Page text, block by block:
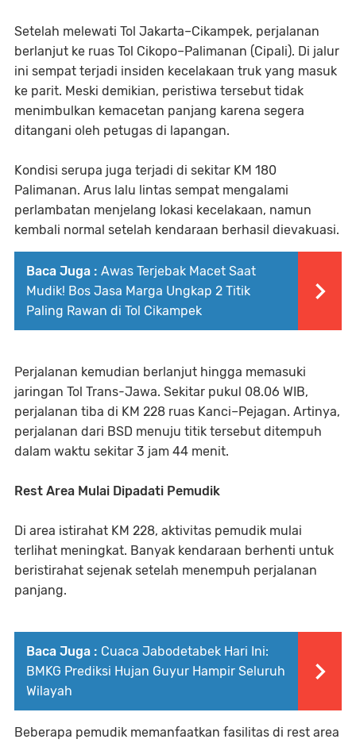
Setelah melewati Tol Jakarta–Cikampek, perjalanan
berlanjut ke ruas Tol Cikopo–Palimanan (Cipali). Di jalur
ini sempat terjadi insiden kecelakaan truk yang masuk
ke parit. Meski demikian, peristiwa tersebut tidak
menimbulkan kemacetan panjang karena segera
ditangani oleh petugas di lapangan.
Kondisi serupa juga terjadi di sekitar KM 180
Palimanan. Arus lalu lintas sempat mengalami
perlambatan menjelang lokasi kecelakaan, namun
kembali normal setelah kendaraan berhasil dievakuasi.
Baca Juga : Awas Terjebak Macet Saat
Mudik! Bos Jasa Marga Ungkap 2 Titik
Paling Rawan di Tol Cikampek
Perjalanan kemudian berlanjut hingga memasuki
jaringan Tol Trans-Jawa. Sekitar pukul 08.06 WIB,
perjalanan tiba di KM 228 ruas Kanci–Pejagan. Artinya,
perjalanan dari BSD menuju titik tersebut ditempuh
dalam waktu sekitar 3 jam 44 menit.
Rest Area Mulai Dipadati Pemudik
Di area istirahat KM 228, aktivitas pemudik mulai
terlihat meningkat. Banyak kendaraan berhenti untuk
beristirahat sejenak setelah menempuh perjalanan
panjang.
Baca Juga : Cuaca Jabodetabek Hari Ini:
BMKG Prediksi Hujan Guyur Hampir Seluruh
Wilayah
Beberapa pemudik memanfaatkan fasilitas di rest area